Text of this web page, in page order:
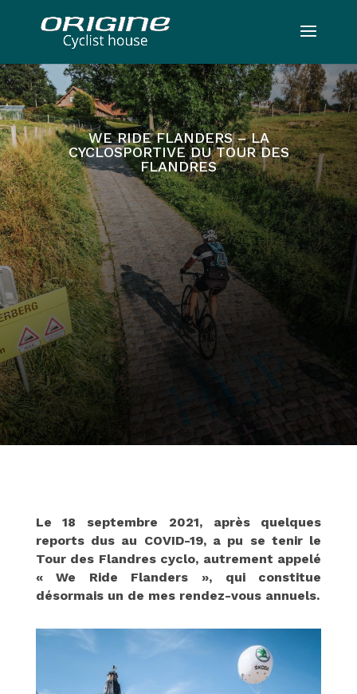
WE RIDE FLANDERS – LA
CYCLOSPORTIVE DU TOUR DES
FLANDRES
Le 18 septembre 2021, après quelques
reports dus au COVID-19, a pu se tenir le
Tour des Flandres cyclo, autrement appelé
« We Ride Flanders », qui constitue
désormais un de mes rendez-vous annuels.